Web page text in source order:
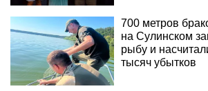
700 метров
на Сулинском
рыбу и
тысяч убытков